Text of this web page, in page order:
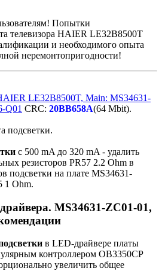
Попытки
телевизора HAIER LE32B8500T
и необходимого опыта
неремонтопригодности!
LE32B8500T, Main: MS34631-
Q01 CRC: 20BB658A(64 Mbit).
подсветки.
с 500 mA до 320 mA - удалить
резисторов PR57 2.2 Ohm в
подсветки на плате MS34631-
1 Ohm.
MS34631-ZC01-01,
в LED-драйвере платы
контроллером OB3350CP
увеличить общее